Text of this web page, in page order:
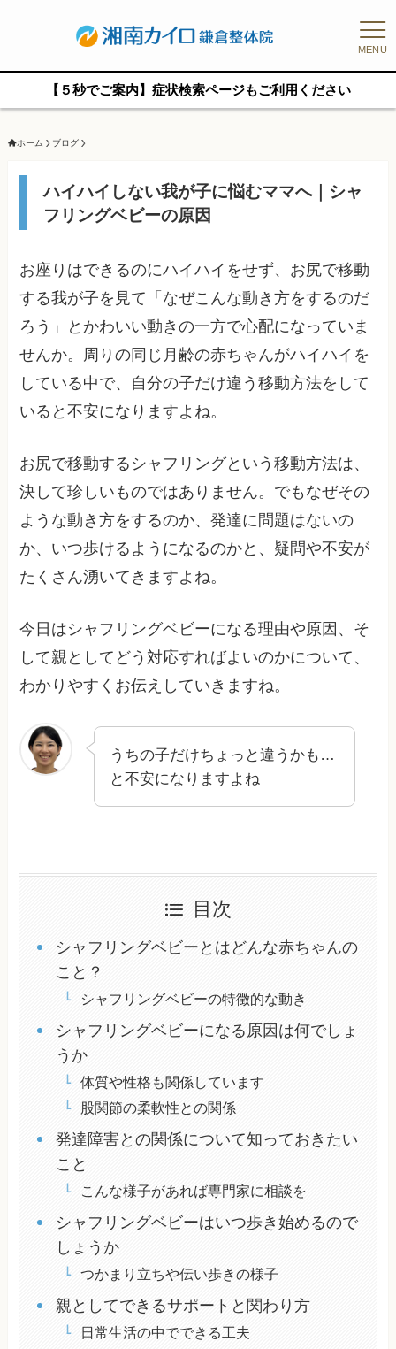
MENU
【５秒でご案内】症状検索ページもご利用ください
ホーム ブログ
ハイハイしない我が子に悩むママへ｜シャ
フリングベビーの原因
お座りはできるのにハイハイをせず、お尻で移動
する我が子を見て「なぜこんな動き方をするのだ
ろう」とかわいい動きの一方で心配になっていま
せんか。周りの同じ月齢の赤ちゃんがハイハイを
している中で、自分の子だけ違う移動方法をして
いると不安になりますよね。
お尻で移動するシャフリングという移動方法は、
決して珍しいものではありません。でもなぜその
ような動き方をするのか、発達に問題はないの
か、いつ歩けるようになるのかと、疑問や不安が
たくさん湧いてきますよね。
今日はシャフリングベビーになる理由や原因、そ
して親としてどう対応すればよいのかについて、
わかりやすくお伝えしていきますね。
うちの子だけちょっと違うかも…
と不安になりますよね
目次
シャフリングベビーとはどんな赤ちゃんの
こと？
シャフリングベビーの特徴的な動き
シャフリングベビーになる原因は何でしょ
うか
体質や性格も関係しています
股関節の柔軟性との関係
発達障害との関係について知っておきたい
こと
こんな様子があれば専門家に相談を
シャフリングベビーはいつ歩き始めるので
しょうか
つかまり立ちや伝い歩きの様子
親としてできるサポートと関わり方
日常生活の中でできる工夫